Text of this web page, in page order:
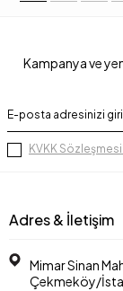
Kampanya ve
KVKK
Adres & İletişim
Mimar Sinan
Çekmeköy/